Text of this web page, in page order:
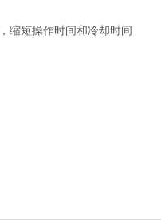
缩短操作时间和冷却时间